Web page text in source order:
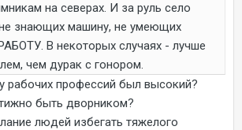
на северах. И за руль село
знающих машину, не умеющих
В некоторых случаях - лучше
чем дурак с гонором.
рабочих профессий был высокий?
быть дворником?
людей избегать тяжелого